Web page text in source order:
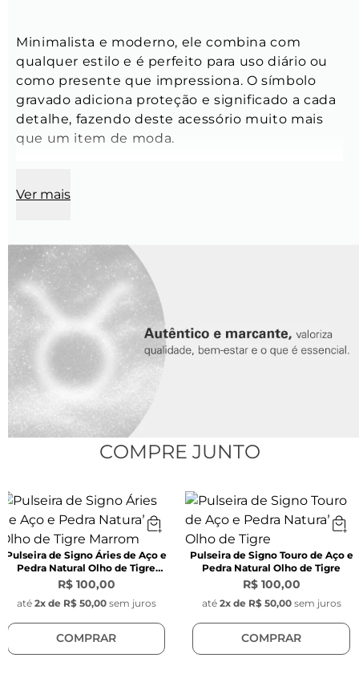
Minimalista e moderno, ele combina com
qualquer estilo e é perfeito para uso diário ou
como presente que impressiona. O símbolo
gravado adiciona proteção e significado a cada
detalhe, fazendo deste acessório muito mais
que um item de moda.
Modelo: Corrente Grumet
Espessura: 3 mm x 2 mm x 0,6 mm
Material: Aço inoxidável
Pingente Redondo signo:
1,1 mm
Pingente Pedra natural olho de tigre:
Largura: 1 cm
Material: Aço inoxidável
Ver mais
COMPRE JUNTO
Pulseira de Signo Áries de Aço e
Pedra Natural Olho de Tigre
Marrom
R$ 100,00
até 2x de R$ 50,00 sem juros
COMPRAR
Pulseira de Signo Touro de Aço e
Pedra Natural Olho de Tigre
R$ 100,00
até 2x de R$ 50,00 sem juros
COMPRAR